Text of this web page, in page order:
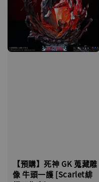
【預購】死神 GK 蒐藏雕
像 牛頭一護 [Scarlet緋